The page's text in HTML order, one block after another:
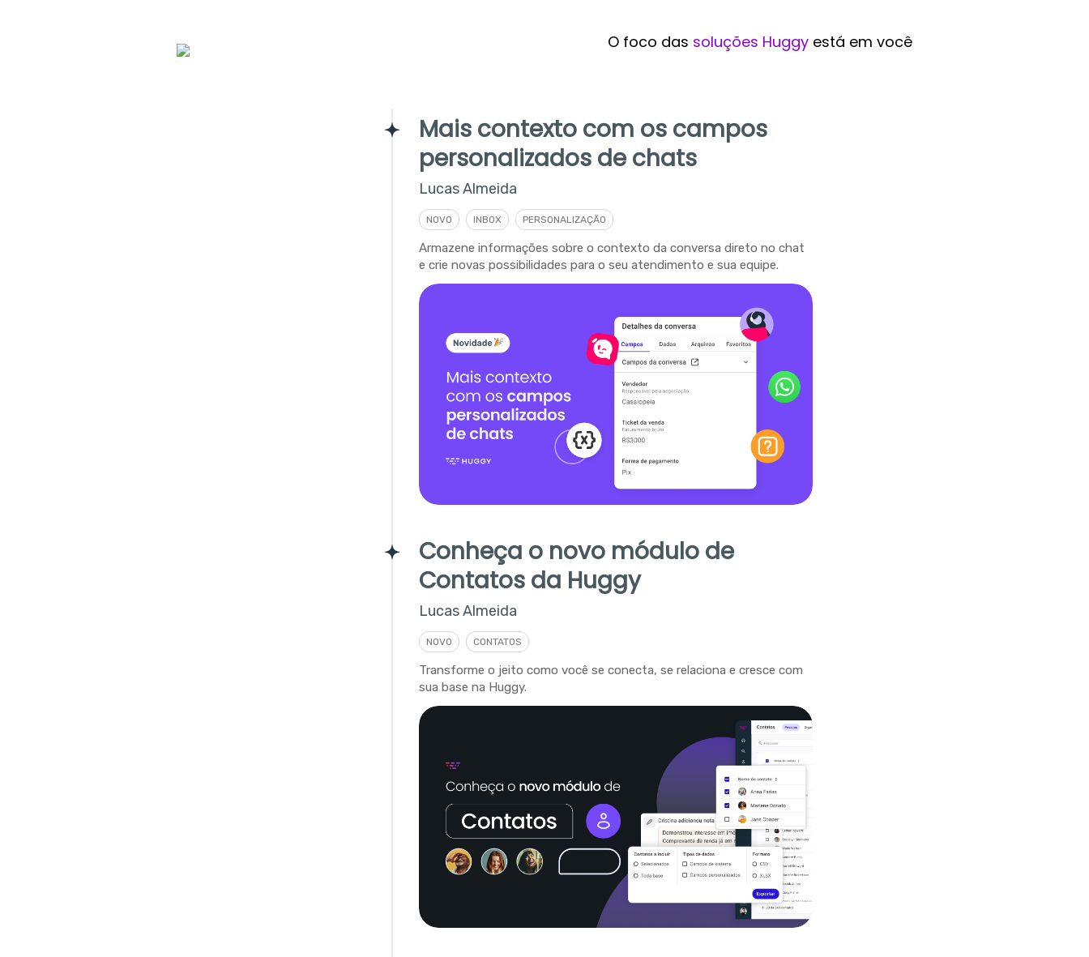
O foco das soluções Huggyestá em você
Mais contexto com os campos
personalizados de chats
Lucas Almeida
NOVO INBOX PERSONALIZAÇÃO
Armazene informações sobre o contexto da conversa direto no chat
e crie novas possibilidades para o seu atendimento e sua equipe.
Conheça o novo módulo de
Contatos da Huggy
Lucas Almeida
NOVO CONTATOS
Transforme o jeito como você se conecta, se relaciona e cresce com
sua base na Huggy.